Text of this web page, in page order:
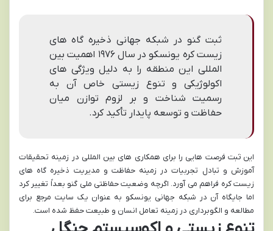
ثبت گنو در شبکه جهانی ذخیره گاه های
زیست کره یونسکو در سال ۱۹۷۶ اهمیت بین
المللی این منطقه را به دلیل ویژگی های
اکولوژیکی و تنوع زیستی خاص آن به
رسمیت شناخت و بر لزوم توازن میان
حفاظت و توسعه پایدار تأکید کرد.
این ثبت فرصت هایی را برای همکاری های بین المللی در زمینه تحقیقات
آموزش و تبادل تجربیات در زمینه حفاظت و مدیریت ذخیره گاه های
زیست کره فراهم می آورد. اگرچه وضعیت حفاظتی ملی گنو بعداً تغییر کرد
اما جایگاه آن در شبکه جهانی یونسکو به عنوان یک سایت مرجع برای
مطالعه و الگوبرداری در زمینه تعامل انسان و طبیعت حفظ شده است.